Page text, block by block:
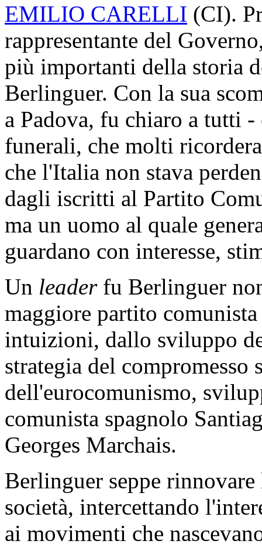
EMILIO CARELLI (CI).
rappresentante del
più importanti della storia
Berlinguer. Con la sua
a Padova, fu chiaro a tutti
funerali, che molti
che l'Italia non stava
dagli iscritti al Partito
ma un uomo al quale
guardano con interesse,
Un leaderfu Berlinguer
maggiore partito
intuizioni, dallo sviluppo
strategia del
dell'eurocomunismo,
comunista spagnolo
Georges Marchais.
Berlinguer seppe
società, intercettando
ai movimenti che